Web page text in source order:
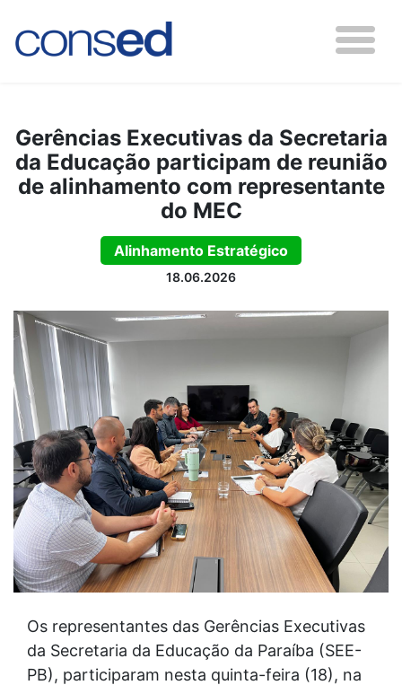
Gerências Executivas da Secretaria
da Educação participam de reunião
de alinhamento com representante
do MEC
Alinhamento Estratégico
18.06.2026
Os representantes das Gerências Executivas
da Secretaria da Educação da Paraíba (SEE-
PB), participaram nesta quinta-feira (18), na